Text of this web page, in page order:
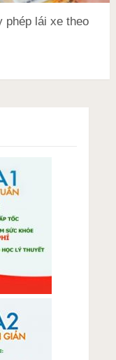
phép lái xe theo